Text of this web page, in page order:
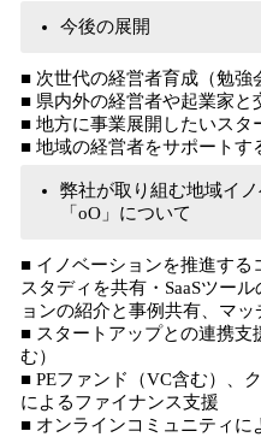
今後の展開
■ 次世代の経営者育成（勉強
■ 県内外の経営者や起業家と
■ 地方に事業展開したいスタ
■ 地域の経営者をサポート
弊社が取り組む地域イ
「oO」について
■ イノベーションを推進する
スタディを共有・SaaSツー
ョンの紹介と事例共有、マッ
■ スタートアップとの連携支
む）
■ PEファンド（VC含む）、
によるファイナンス支援
■ オンラインコミュニティに